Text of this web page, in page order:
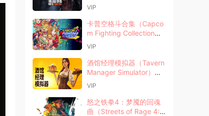
d）中文版
VIP
卡普空格斗合集（Capco
m Fighting Collection）
中文版
VIP
酒馆经理模拟器（Tavern
Manager Simulator）中
文版
VIP
怒之铁拳4：梦魇的回魂
曲（Streets of Rage 4: